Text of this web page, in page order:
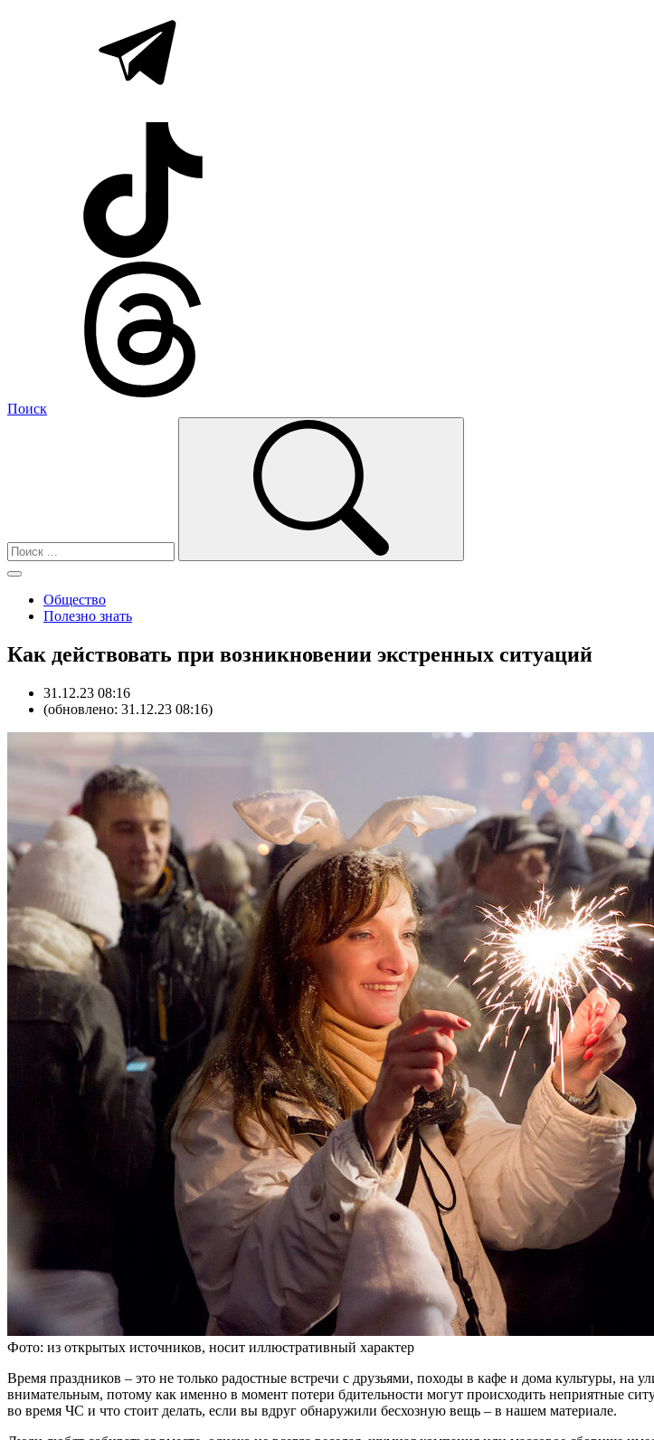
Поиск
Общество
Полезно знать
Как действовать при возникновении экстренных ситуаций
31.12.23 08:16
(обновлено: 31.12.23 08:16)
Фото: из открытых источников, носит иллюстративный характер
Время праздников – это не только радостные встречи с друзьями, походы в кафе и дома культуры,
внимательным, потому как именно в момент потери бдительности могут происходить неприятные
во время ЧС и что стоит делать, если вы вдруг обнаружили бесхозную вещь – в нашем материале.